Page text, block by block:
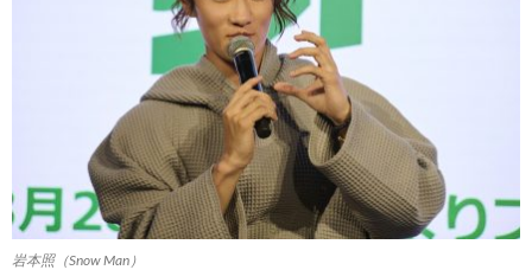
岩本照（Snow Man）